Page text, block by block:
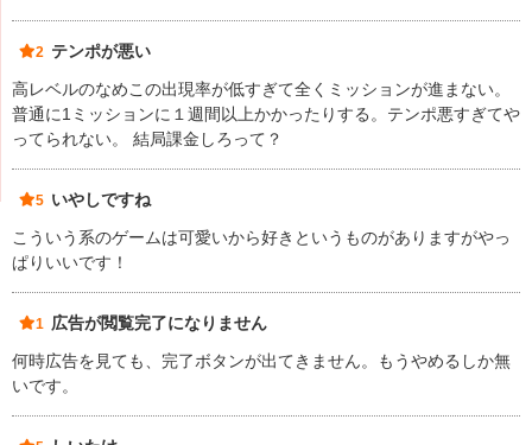
2 テンポが悪い
高レベルのなめこの出現率が低すぎて全くミッションが進まない。
普通に1ミッションに１週間以上かかったりする。テンポ悪すぎてや
ってられない。 結局課金しろって？
5 いやしですね
こういう系のゲームは可愛いから好きというものがありますがやっ
ぱりいいです！
1 広告が閲覧完了になりません
何時広告を見ても、完了ボタンが出てきません。もうやめるしか無
いです。